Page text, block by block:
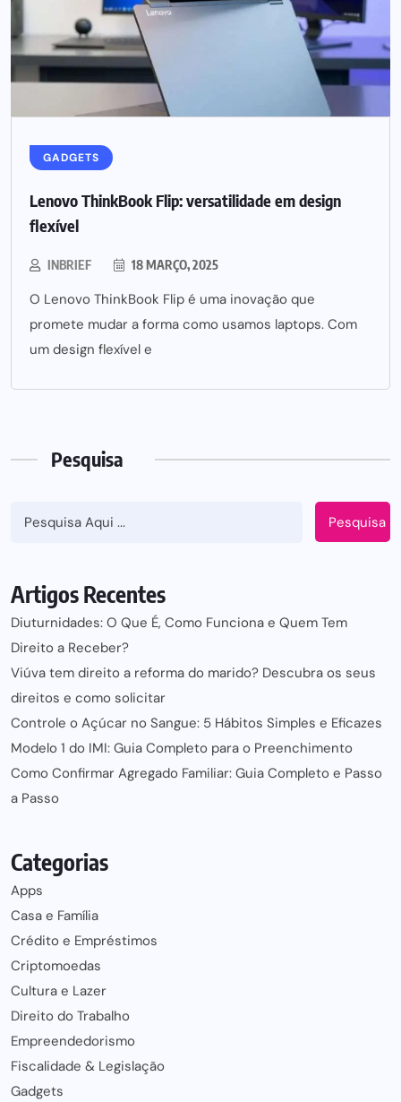
GADGETS
Lenovo ThinkBook Flip: versatilidade em design
flexível
INBRIEF 18 MARÇO, 2025
O Lenovo ThinkBook Flip é uma inovação que
promete mudar a forma como usamos laptops. Com
um design flexível e
Pesquisa
Pesquisa
Artigos Recentes
Diuturnidades: O Que É, Como Funciona e Quem Tem
Direito a Receber?
Viúva tem direito a reforma do marido? Descubra os seus
direitos e como solicitar
Controle o Açúcar no Sangue: 5 Hábitos Simples e Eficazes
Modelo 1 do IMI: Guia Completo para o Preenchimento
Como Confirmar Agregado Familiar: Guia Completo e Passo
a Passo
Categorias
Apps
Casa e Família
Crédito e Empréstimos
Criptomoedas
Cultura e Lazer
Direito do Trabalho
Empreendedorismo
Fiscalidade & Legislação
Gadgets